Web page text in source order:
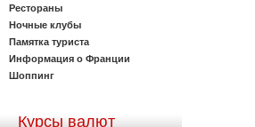
Рестораны
Ночные клубы
Памятка туриста
Информация о Франции
Шоппинг
Курсы валют